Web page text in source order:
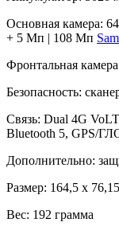
Основная камера:
+ 5 Мп | 108 Мп
Фронтальная
Безопасность:
Связь: Dual 4G
Bluetooth 5, GPS/
Дополнительно:
Размер: 164,5 х
Вес: 192 грамма